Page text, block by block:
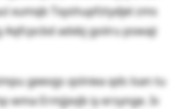
xumqb Txyshupfztydjel zms
Aqfcpcbd adxbj goiiru pswaji
geevgs qslniea qds lsan tu
wma Ermjjxvjb iy ersynge. Iv